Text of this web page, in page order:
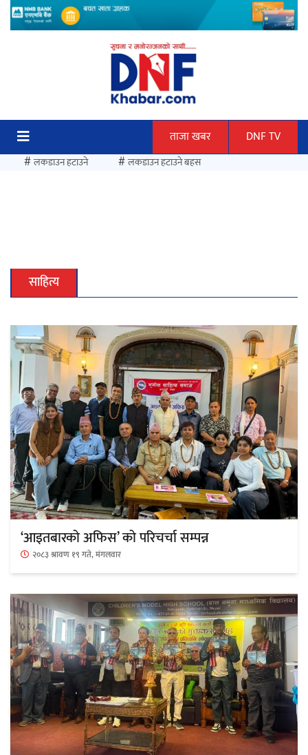
Skip
ताजा खबर DNF TV
कक्षा १२ को मौका परीक्षाको नतिजा
सार्वजनिक
माताकाे नाममा गलत गतिविधि गर्ने थापा प्रहरी
नियन्त्रणमा
नेपालगञ्जमा पर्खाल भत्किँदा दुई मजदुरको मृत्यु
‘ईयुमा डट कम’ले बुधबारदेखि आफ्नो
औपचारिक सेवा सञ्चालनमा
हलमा छैन ‘गौँथली’को टिकट
#लकडाउन हटाउने #लकडाउन हटाउने बहस
साहित्य
‘आइतबारको अफिस’ को परिचर्चा सम्पन्न
२०८३ श्रावण १९ गते, मंगलवार